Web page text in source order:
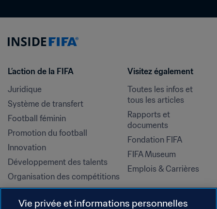
L’action de la FIFA
Juridique
Système de transfert
Football féminin
Promotion du football
Innovation
Développement des talents
Organisation des compétitions
Développement durable
Droits de l'homme et lutte contre
Visitez également
Toutes les infos et
tous les articles
Rapports et
documents
Fondation FIFA
FIFA Museum
Emplois & Carrières
Vie privée et informations personnelles